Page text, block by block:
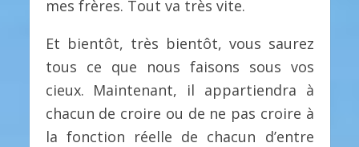
mes frères. Tout va très vite.
Et bientôt, très bientôt, vous saurez
tous ce que nous faisons sous vos
cieux. Maintenant, il appartiendra à
chacun de croire ou de ne pas croire à
la fonction réelle de chacun d’entre